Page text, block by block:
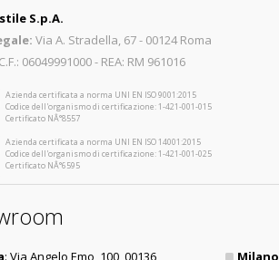
S.p.A.
Via A. Stradella, 67 - 00124 Roma
06049991000 - REA: RM 961016
Azienda certificata a norma UNI EN ISO 9001:2015
Codice dell'organismo di certificazione: 1-421-001-015
Certificato NÂ°8557
Azienda certificata a norma UNI EN ISO 14001:2015
Codice dell'organismo di certificazione: 1-421-001-025
Certificato NÂ°6595
: Via Angelo Emo, 100, 00136 Milano